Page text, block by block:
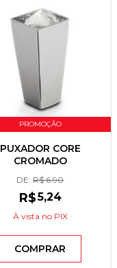
PROMOÇÃO
PUXADOR CORE
CROMADO
DE:R$ 6.90
R$5,24
À vista no PIX
COMPRAR